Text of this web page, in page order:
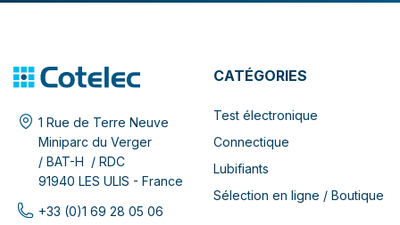
1 Rue de Terre Neuve
Miniparc du Verger
/ BAT-H / RDC
91940 LES ULIS - France
+33 (0)1 69 28 05 06
CATÉGORIES
Test électronique
Connectique
Lubifiants
Sélection en ligne / Boutique